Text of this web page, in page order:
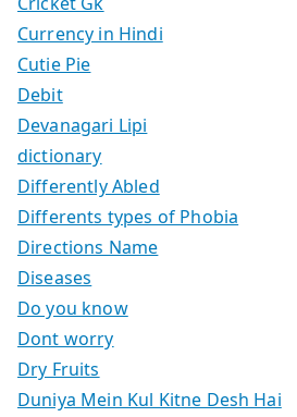
Currency in Hindi
Cutie Pie
Debit
Devanagari Lipi
dictionary
Differently Abled
Differents types of Phobia
Directions Name
Diseases
Do you know
Dont worry
Dry Fruits
Duniya Mein Kul Kitne Desh Hai